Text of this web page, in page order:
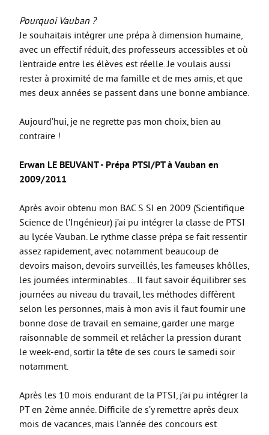
DN MADE CM
DN MADE DP
MC Mécatronique Navale
PCSI/PSI-PC
APPRENTISSAGE
VEILLE PÉDAGOGIQUE
COOPÉRATIVE PÉDAGOGIQUE NUMÉRIQUE
Pourquoi Vauban ?
Je souhaitais intégrer une prépa à dimension humaine,
avec un effectif réduit, des professeurs accessibles et où
l’entraide entre les élèves est réelle. Je voulais aussi
rester à proximité de ma famille et de mes amis, et que
mes deux années se passent dans une bonne ambiance.
Aujourd’hui, je ne regrette pas mon choix, bien au
contraire !
Erwan LE BEUVANT - Prépa PTSI/PT à Vauban en
2009/2011
Après avoir obtenu mon BAC S SI en 2009 (Scientifique
Science de l’Ingénieur) j’ai pu intégrer la classe de PTSI
au lycée Vauban. Le rythme classe prépa se fait ressentir
assez rapidement, avec notamment beaucoup de
devoirs maison, devoirs surveillés, les fameuses khôlles,
les journées interminables… Il faut savoir équilibrer ses
journées au niveau du travail, les méthodes diffèrent
selon les personnes, mais à mon avis il faut fournir une
bonne dose de travail en semaine, garder une marge
raisonnable de sommeil et relâcher la pression durant
le week-end, sortir la tête de ses cours le samedi soir
notamment.
Après les 10 mois endurant de la PTSI, j’ai pu intégrer la
PT en 2ème année. Difficile de s’y remettre après deux
mois de vacances, mais l’année des concours est